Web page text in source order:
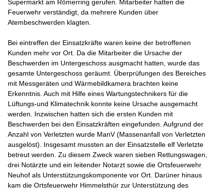
Supermarkt am Römerring gerufen. Mitarbeiter hatten die
Feuerwehr verständigt, da mehrere Kunden über
Atembeschwerden klagten.
Bei eintreffen der Einsatzkräfte waren keine der betroffenen
Kunden mehr vor Ort. Da die Mitarbeiter die Ursache der
Beschwerden im Untergeschoss ausgmacht hatten, wurde das
gesamte Untergeschoss geräumt. Überprüfungen des Bereiches
mit Messgeräten und Wärmebildkamera brachten keine
Erkenntnis. Auch mit Hilfe eines Wartungstechnikers für die
Lüftungs-und Klimatechnik konnte keine Ursache ausgemacht
werden. Inzwischen hatten sich die ersten Kunden mit
Beschwerden bei den Einsatzkräften eingefunden. Aufgrund der
Anzahl von Verletzten wurde ManV (Massenanfall von Verletzten
ausgelöst). Insgesamt mussten an der Einsatzstelle elf Verletzte
betreut werden. Zu diesem Zweck waren sieben Rettungswagen,
drei Notärzte und ein leitender Notarzt sowie die Ortsfeuerwehr
Neuhof als Unterstützungskomponente vor Ort. Darüner hinaus
kam die Ortsfeuerwehr Himmelsthür zur Unterstützung des